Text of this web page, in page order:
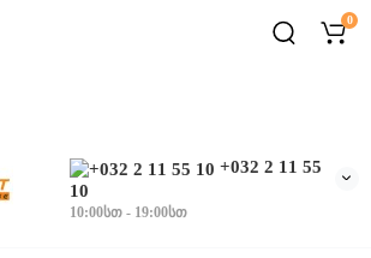
+032 2 11 55
10
10:00სთ - 19:00სთ
0